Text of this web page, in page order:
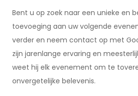
Bent u op zoek naar een unieke en
toevoeging aan uw volgende
verder en neem contact op met
zijn jarenlange ervaring en
weet hij elk evenement om te
onvergetelijke belevenis.